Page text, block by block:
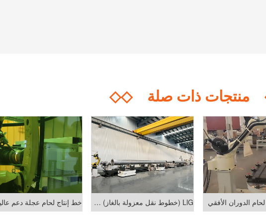
منتجات ذات صلة◇◇
خط إنتاج لحام عجلة دعم عالية قوة GlL (خطوط نقل معزولة بالغاز) خط لحام الصناعة الدوران الأفقي